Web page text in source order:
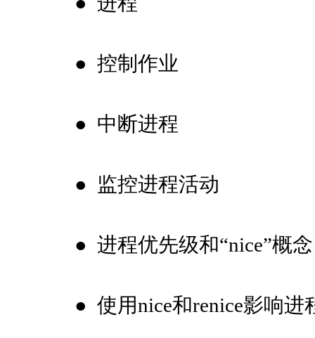
● 控制作业
● 中断进程
● 监控进程活动
● 进程优先级和“nice”概念
● 使用nice和renice影响进